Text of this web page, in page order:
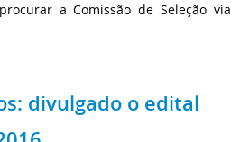
a Comissão de Seleção via
divulgado o edital